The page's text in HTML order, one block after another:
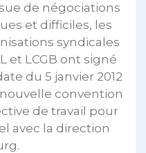
de négociations
et difficiles, les
syndicales
et LCGB ont signé
du 5 janvier 2012
convention
de travail pour
avec la direction